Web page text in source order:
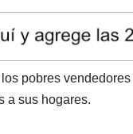
e
a
d
s
pobres
a sus hogares.